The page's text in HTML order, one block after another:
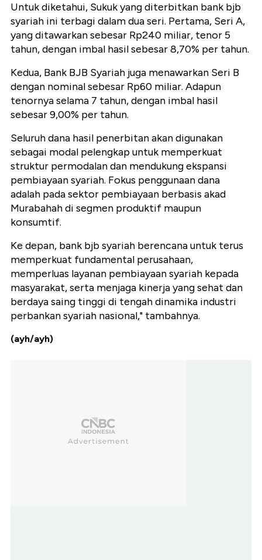
Untuk diketahui, Sukuk yang diterbitkan bank bjb
syariah ini terbagi dalam dua seri. Pertama, Seri A,
yang ditawarkan sebesar Rp240 miliar, tenor 5
tahun, dengan imbal hasil sebesar 8,70% per tahun.
Kedua, Bank BJB Syariah juga menawarkan Seri B
dengan nominal sebesar Rp60 miliar. Adapun
tenornya selama 7 tahun, dengan imbal hasil
sebesar 9,00% per tahun.
Seluruh dana hasil penerbitan akan digunakan
sebagai modal pelengkap untuk memperkuat
struktur permodalan dan mendukung ekspansi
pembiayaan syariah. Fokus penggunaan dana
adalah pada sektor pembiayaan berbasis akad
Murabahah di segmen produktif maupun
konsumtif.
Ke depan, bank bjb syariah berencana untuk terus
memperkuat fundamental perusahaan,
memperluas layanan pembiayaan syariah kepada
masyarakat, serta menjaga kinerja yang sehat dan
berdaya saing tinggi di tengah dinamika industri
perbankan syariah nasional," tambahnya.
(ayh/ayh)